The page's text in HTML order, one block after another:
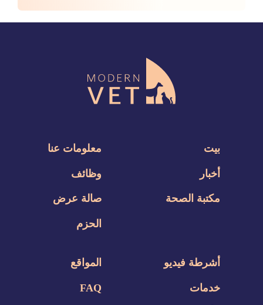
بيت
أخبار
مكتبة الصحة
معلومات عنا
وظائف
صالة عرض
الحزم
أشرطة فيديو
خدمات
المواقع
FAQ